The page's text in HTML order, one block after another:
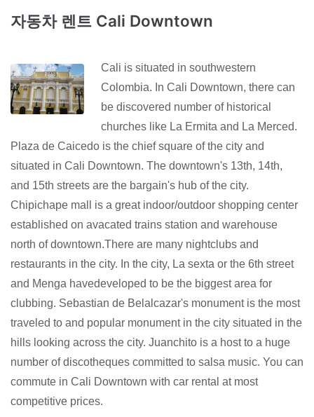
자동차 렌트 Cali Downtown
Cali is situated in southwestern
Colombia. In Cali Downtown, there can
be discovered number of historical
churches like La Ermita and La Merced.
Plaza de Caicedo is the chief square of the city and
situated in Cali Downtown. The downtown's 13th, 14th,
and 15th streets are the bargain's hub of the city.
Chipichape mall is a great indoor/outdoor shopping center
established on avacated trains station and warehouse
north of downtown.There are many nightclubs and
restaurants in the city. In the city, La sexta or the 6th street
and Menga havedeveloped to be the biggest area for
clubbing. Sebastian de Belalcazar's monument is the most
traveled to and popular monument in the city situated in the
hills looking across the city. Juanchito is a host to a huge
number of discotheques committed to salsa music. You can
commute in Cali Downtown with car rental at most
competitive prices.